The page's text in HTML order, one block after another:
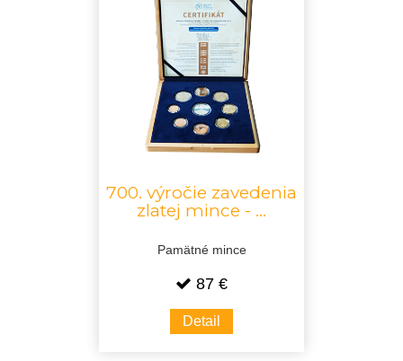
700. výročie zavedenia
zlatej mince - ...
Pamätné mince
87 €
Detail